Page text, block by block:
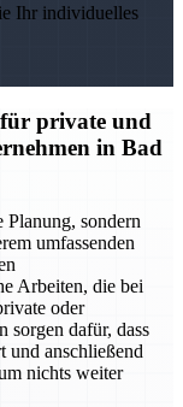
Ihr individuelles
für private und
in Bad
sondern
umfassenden
Arbeiten, die bei
oder
sorgen dafür, dass
und anschließend
nichts weiter